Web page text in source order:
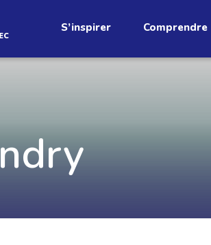
au Québec. Abonnez-vous à
S’inspirer Comprendre